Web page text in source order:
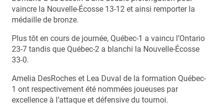
vaincre la Nouvelle-Écosse 13-12 et ainsi remporter la
médaille de bronze.
Plus tôt en cours de journée, Québec-1 a vaincu l’Ontario
23-7 tandis que Québec-2 a blanchi la Nouvelle-Écosse
33-0.
Amelia DesRoches et Lea Duval de la formation Québec-
1 ont respectivement été nommées joueuses par
excellence à l’attaque et défensive du tournoi.